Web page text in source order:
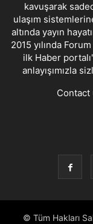
kavuşarak
ulaşım
altında yayın
2015 yılında
ilk Haber
anlayışımızla
Contact
© Tüm Hakları